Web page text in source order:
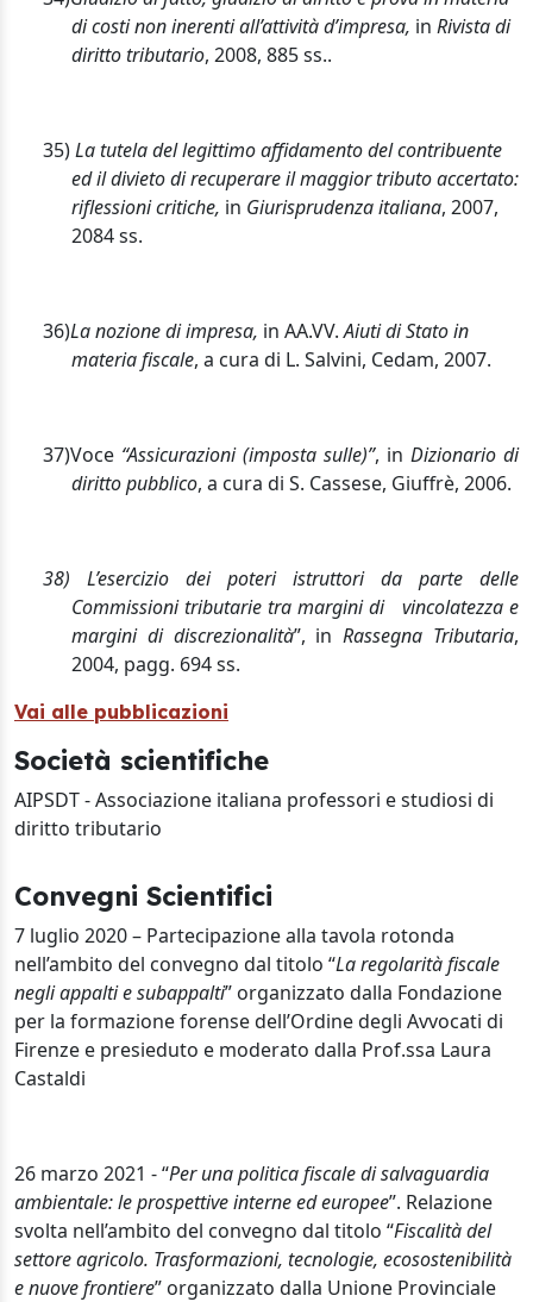
di costi non inerenti all’attività d’impresa, in Rivista di
diritto tributario, 2008, 885 ss..
35)La tutela del legittimo affidamento del contribuente
ed il divieto di recuperare il maggior tributo accertato:
riflessioni critiche, in Giurisprudenza italiana, 2007,
2084 ss.
36)La nozione di impresa, in AA.VV.Aiuti di Stato in
materia fiscale, a cura di L. Salvini, Cedam, 2007.
37)Voce “Assicurazioni (imposta sulle)”, in Dizionario di
diritto pubblico, a cura di S. Cassese, Giuffrè, 2006.
38) L’esercizio dei poteri istruttori da parte delle
Commissioni tributarie tra margini di
vincolatezza e
margini di discrezionalità”, inRassegna Tributaria,
2004, pagg. 694 ss.
Vai alle pubblicazioni
Società scientifiche
AIPSDT - Associazione italiana professori e studiosi di
diritto tributario
Convegni Scientifici
7 luglio 2020 – Partecipazione alla tavola rotonda
nell’ambito del convegno dal titolo “La regolarità fiscale
negli appalti e subappalti” organizzato dalla Fondazione
per la formazione forense dell’Ordine degli Avvocati di
Firenze e presieduto e moderato dalla Prof.ssa Laura
Castaldi
26 marzo 2021 - “Per una politica fiscale di salvaguardia
ambientale: le prospettive interne ed europee”. Relazione
svolta nell’ambito del convegno dal titolo “Fiscalità del
settore agricolo. Trasformazioni, tecnologie, ecosostenibilità
e nuove frontiere” organizzato dalla Unione Provinciale